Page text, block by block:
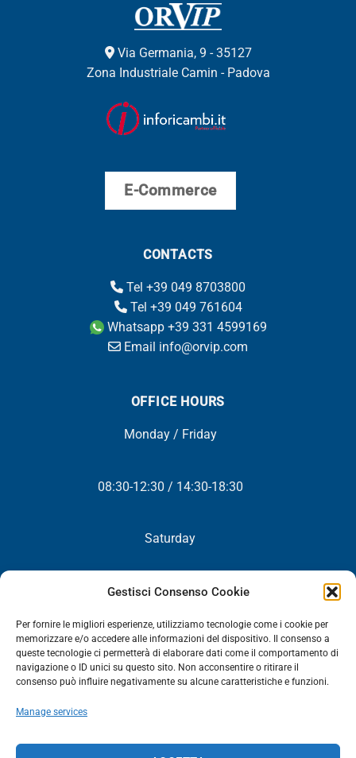
Gestisci Consenso Cookie
Per fornire le migliori esperienze, utilizziamo tecnologie come i cookie per
memorizzare e/o accedere alle informazioni del dispositivo. Il consenso a
queste tecnologie ci permetterà di elaborare dati come il comportamento di
navigazione o ID unici su questo sito. Non acconsentire o ritirare il
consenso può influire negativamente su alcune caratteristiche e funzioni.
Manage services
Via Germania, 9 - 35127
Zona Industriale Camin - Padova
E-Commerce
CONTACTS
Tel +39 049 8703800
Tel +39 049 761604
Whatsapp +39 331 4599169
Email info@orvip.com
OFFICE HOURS
Monday / Friday
08:30-12:30 / 14:30-18:30
Saturday
Closed
NEWSLETTER